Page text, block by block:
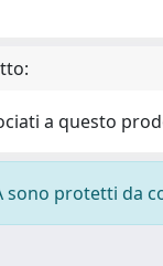
a questo
sono protetti da